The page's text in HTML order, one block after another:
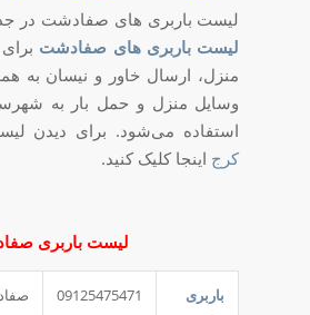
لیست باربری های صفادشت در
لیست باربری های صفادشت
منزل، ارسال خاور و نیسان به
وسایل منزل و حمل بار به
استفاده می‌شود. برای دیدن
کرج اینجا کلیک کنید.
لیست باربری
باربری
09125475471